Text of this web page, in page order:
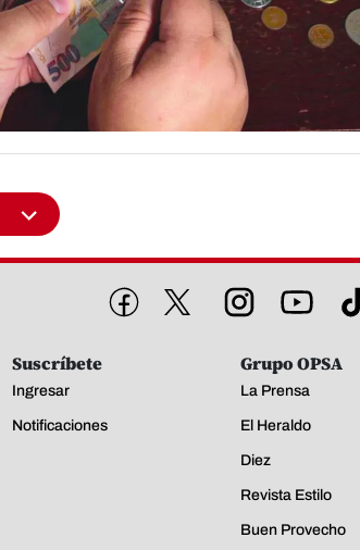
Suscríbete
Ingresar
Notificaciones
Grupo OPSA
La Prensa
El Heraldo
Diez
Revista Estilo
Buen Provecho